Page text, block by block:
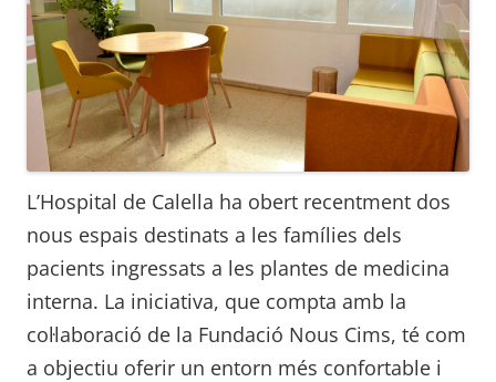
L’Hospital de Calella ha obert recentment dos
nous espais destinats a les famílies dels
pacients ingressats a les plantes de medicina
interna. La iniciativa, que compta amb la
col·laboració de la Fundació Nous Cims, té com
a objectiu oferir un entorn més confortable i